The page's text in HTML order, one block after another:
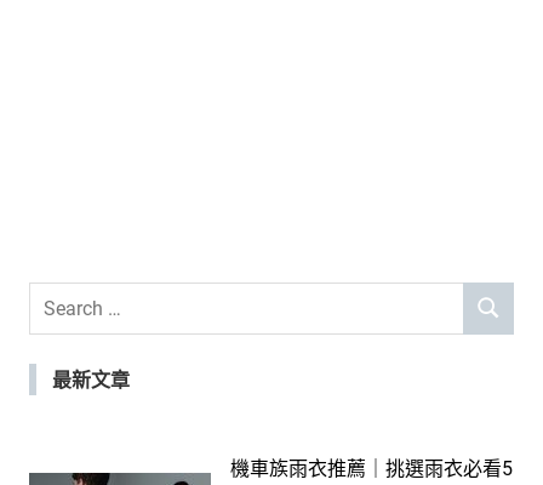
Search
SEARCH
最新文章
機車族雨衣推薦｜挑選雨衣必看5